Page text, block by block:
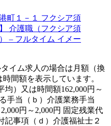
イム求人の場合は月額（換
間額を表示しています。
）又は時間額162,000円～
手当（ｂ）介護業務手当
円～2,000円 固定残業代
記事項（ｄ）介護福祉士２